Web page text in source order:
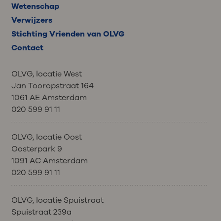
Wetenschap
Verwijzers
Stichting Vrienden van OLVG
Contact
OLVG, locatie West
Jan Tooropstraat 164
1061 AE Amsterdam
020 599 91 11
OLVG, locatie Oost
Oosterpark 9
1091 AC Amsterdam
020 599 91 11
OLVG, locatie Spuistraat
Spuistraat 239a